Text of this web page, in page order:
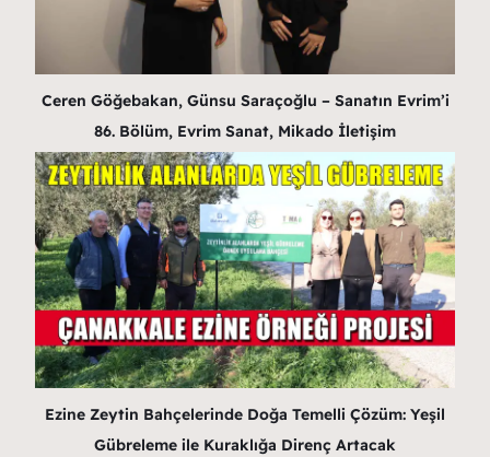
Ceren Göğebakan, Günsu Saraçoğlu – Sanatın Evrim’i
86. Bölüm, Evrim Sanat, Mikado İletişim
Ezine Zeytin Bahçelerinde Doğa Temelli Çözüm: Yeşil
Gübreleme ile Kuraklığa Direnç Artacak